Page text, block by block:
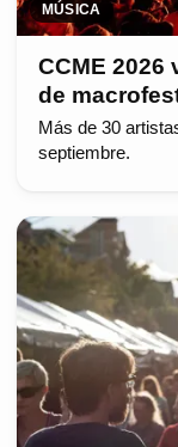
MÚSICA
CCME 2026
de
Más de 30
septiembre.